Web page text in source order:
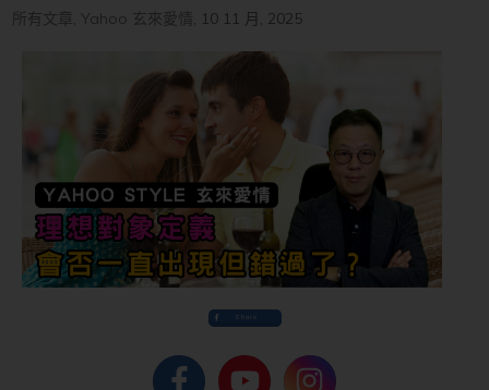
所有文章 , Yahoo 玄來愛情 , 10 11 月, 2025
Share